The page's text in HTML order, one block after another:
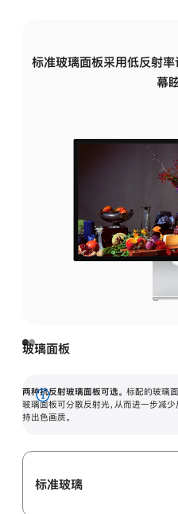
标准玻璃面板采用低反射率
幕
玻璃面板
两种抗反射玻璃面板可选。 标配的玻璃
玻璃面板可分散反射光，从而进一步减
持出色画质。
展
开
标准玻璃